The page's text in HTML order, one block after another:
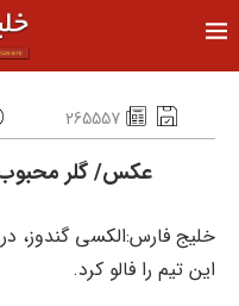
265557
عکس/ گلر محبوب
خلیج فارس:الکسی گندوز،
این تیم را فالو کرد.